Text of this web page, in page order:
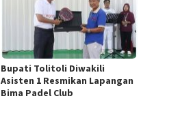
Bupati Tolitoli Diwakili
Asisten 1 Resmikan Lapangan
Bima Padel Club